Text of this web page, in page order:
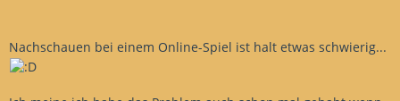
Nachschauen bei einem Online-Spiel ist halt etwas schwierig...